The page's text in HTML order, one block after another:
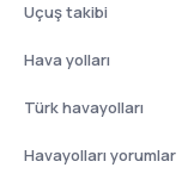
Uçuş takibi
Hava yolları
Türk havayolları
Havayolları yorumlar